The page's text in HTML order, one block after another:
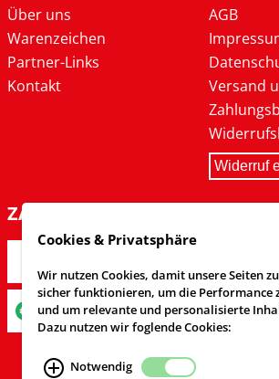
Über uns
Warenzeichen
Partner-Links
Kontakt
AGB
Versand
Widerruf
ZAHLARTEN
Cookies & Privatsphäre
Wir nutzen Cookies, damit unsere Seiten
sicher funktionieren, um die Performance
und um relevante und personalisierte
Dazu nutzen wir foglende Cookies:
Notwendig